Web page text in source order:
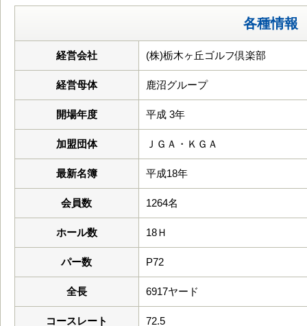
各種情報
経営会社 (株)栃木ヶ丘ゴルフ倶楽部
経営母体 鹿沼グループ
開場年度 平成 3年
加盟団体 ＪＧＡ・ＫＧＡ
最新名簿 平成18年
会員数 1264名
ホール数 18Ｈ
パー数 P72
全長 6917ヤード
コースレート 72.5